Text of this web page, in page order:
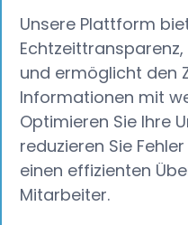
Unsere Plattform
und ermöglicht den
Informationen mit
Optimieren Sie Ihre
reduzieren Sie
einen effizienten
Mitarbeiter.